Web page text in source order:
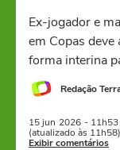
Ex-jogador e
em Copas
forma interina
Redação
15 jun 2026 - 11h53
(atualizado às 11h58)
Exibir comentários